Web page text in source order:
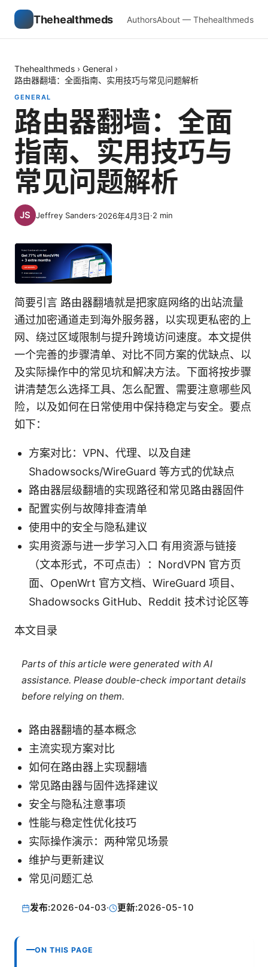
Thehealthmeds AuthorsAbout — Thehealthmeds
Thehealthmeds › General ›
路由器翻墙：全面指南、实用技巧与常见问题解析
GENERAL
路由器翻墙：全面
指南、实用技巧与
常见问题解析
Jeffrey Sanders·2026年4月3日·2 min
简要引言 路由器翻墙就是把家庭网络的出站流量
通过加密通道走到海外服务器，以实现更私密的上
网、绕过区域限制与提升跨境访问速度。本文提供
一个完善的步骤清单、对比不同方案的优缺点、以
及实际操作中的常见坑和解决方法。下面将按步骤
讲清楚怎么选择工具、怎么配置、需要注意哪些风
险，以及如何在日常使用中保持稳定与安全。要点
如下：
方案对比：VPN、代理、以及自建
Shadowsocks/WireGuard 等方式的优缺点
路由器层级翻墙的实现路径和常见路由器固件
配置实例与故障排查清单
使用中的安全与隐私建议
实用资源与进一步学习入口 有用资源与链接
（文本形式，不可点击）：NordVPN 官方页
面、OpenWrt 官方文档、WireGuard 项目、
Shadowsocks GitHub、Reddit 技术讨论区等
本文目录
Parts of this article were generated with AI
assistance. Please double-check important details
before relying on them.
路由器翻墙的基本概念
主流实现方案对比
如何在路由器上实现翻墙
常见路由器与固件选择建议
安全与隐私注意事项
性能与稳定性优化技巧
实际操作演示：两种常见场景
维护与更新建议
常见问题汇总
发布:2026-04-03· 更新:2026-05-10
ON THIS PAGE